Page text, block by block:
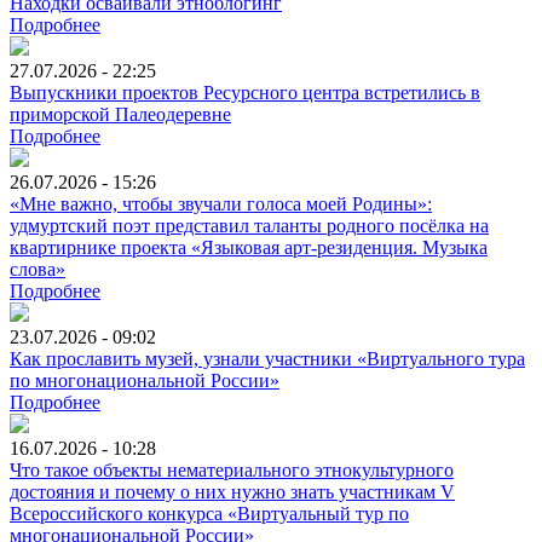
Подробнее
27.07.2026 - 22:25
Выпускники проектов Ресурсного центра встретились в
приморской Палеодеревне
Подробнее
26.07.2026 - 15:26
«Мне важно, чтобы звучали голоса моей Родины»:
удмуртский поэт представил таланты родного посёлка на
квартирнике проекта «Языковая арт-резиденция. Музыка
слова»
Подробнее
23.07.2026 - 09:02
Как прославить музей, узнали участники «Виртуального тура
по многонациональной России»
Подробнее
16.07.2026 - 10:28
Что такое объекты нематериального этнокультурного
достояния и почему о них нужно знать участникам V
Всероссийского конкурса «Виртуальный тур по
многонациональной России»